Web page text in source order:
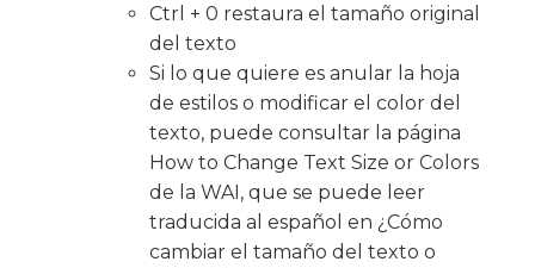
Ctrl + 0 restaura el tamaño original
del texto
Si lo que quiere es anular la hoja
de estilos o modificar el color del
texto, puede consultar la página
How to Change Text Size or Colors
de la WAI, que se puede leer
traducida al español en ¿Cómo
cambiar el tamaño del texto o